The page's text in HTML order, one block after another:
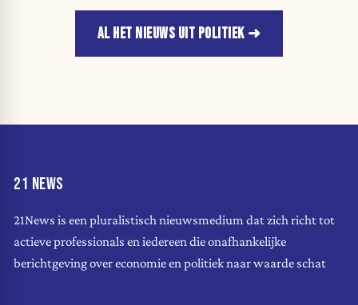
AL HET NIEUWS UIT POLITIEK
21 NEWS
21News is een pluralistisch nieuwsmedium dat zich richt tot
actieve professionals en iedereen die onafhankelijke
berichtgeving over economie en politiek naar waarde schat